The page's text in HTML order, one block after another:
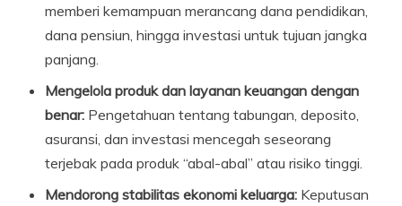
memberi kemampuan merancang dana pendidikan,
dana pensiun, hingga investasi untuk tujuan jangka
panjang.
Mengelola produk dan layanan keuangan dengan
benar: Pengetahuan tentang tabungan, deposito,
asuransi, dan investasi mencegah seseorang
terjebak pada produk “abal-abal” atau risiko tinggi.
Mendorong stabilitas ekonomi keluarga: Keputusan